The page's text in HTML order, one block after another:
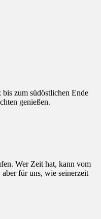
zum südöstlichen Ende
genießen.
Wer Zeit hat, kann vom
für uns, wie seinerzeit